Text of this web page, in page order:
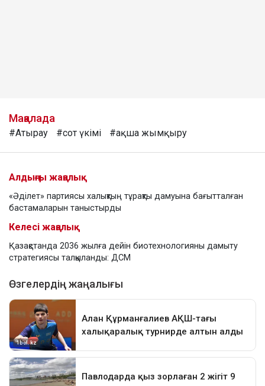
Мақалада
#Атырау #сот үкімі #ақша жымқыру
Алдыңғы жаңалық
«Әділет» партиясы халықтың тұрақты дамуына бағытталған
бастамаларын таныстырды
Келесі жаңалық
Қазақстанда 2036 жылға дейін биотехнологияны дамыту
стратегиясы талқыланды: ДСМ